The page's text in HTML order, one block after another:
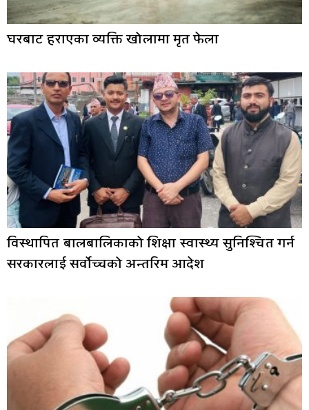
घरबाट हराएका व्यक्ति खोलामा मृत फेला
विस्थापित बालबालिकाको शिक्षा स्वास्थ्य सुनिश्चित गर्न
सरकारलाई सर्वोच्चको अन्तरिम आदेश